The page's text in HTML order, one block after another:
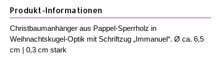
Produkt-Informationen
Christbaumanhänger aus Pappel-Sperrholz in
Weihnachtskugel-Optik mit Schriftzug „Immanuel“. Ø ca. 6,5
cm | 0,3 cm stark